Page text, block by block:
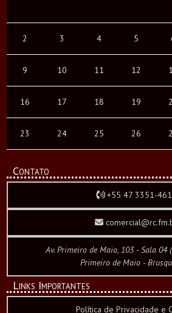
2 3 4 5
9 10 11 12
16 17 18 19
23 24 25 26
Contato
+55 47 3351-
Av. Primeiro de Maio, 103 - Sala 04
Primeiro de Maio -
Links Importantes
Política de Privacidade e